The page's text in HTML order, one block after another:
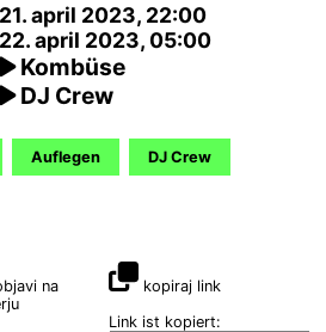
21. april 2023, 22:00
22. april 2023, 05:00
Kombüse
DJ Crew
Auflegen DJ Crew
na
kopiraj link
Link ist kopiert: